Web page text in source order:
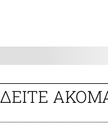
ΔΕΙΤΕ